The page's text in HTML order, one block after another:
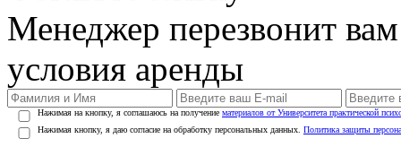
Менеджер перезвонит
условия аренды
Нажимая на кнопку, я соглашаюсь на получение материалов от Университета практической
Нажимая кнопку, я даю согласие на обработку персональных данных. Политика защиты